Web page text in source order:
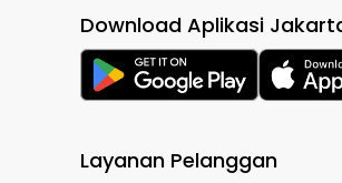
Download Aplikasi
Layanan Pelanggan